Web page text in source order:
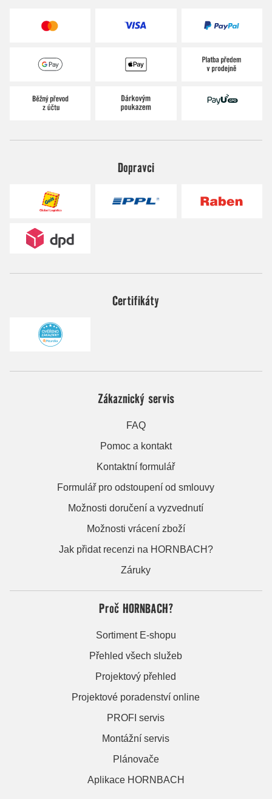
Dopravci
Certifikáty
Zákaznický servis
FAQ
Pomoc a kontakt
Kontaktní formulář
Formulář pro odstoupení od smlouvy
Možnosti doručení a vyzvednutí
Možnosti vrácení zboží
Jak přidat recenzi na HORNBACH?
Záruky
Proč HORNBACH?
Sortiment E-shopu
Přehled všech služeb
Projektový přehled
Projektové poradenství online
PROFI servis
Montážní servis
Plánovače
Aplikace HORNBACH